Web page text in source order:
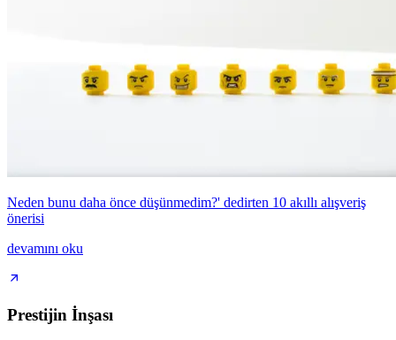
Neden bunu daha önce düşünmedim?' dedirten 10 akıllı alışveriş
önerisi
devamını oku
Prestijin İnşası